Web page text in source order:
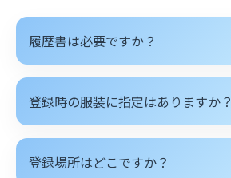
履歴書は必要ですか？
登録時の服装に指定はありますか？
登録場所はどこですか？